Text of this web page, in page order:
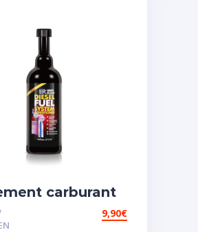
carburant
diesel
9,90€